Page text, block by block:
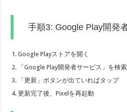
手順3: Google Play開発
Google Playストアを開く
「Google Play開発者サービス」を検索
「更新」ボタンが出ていればタップ
更新完了後、Pixelを再起動